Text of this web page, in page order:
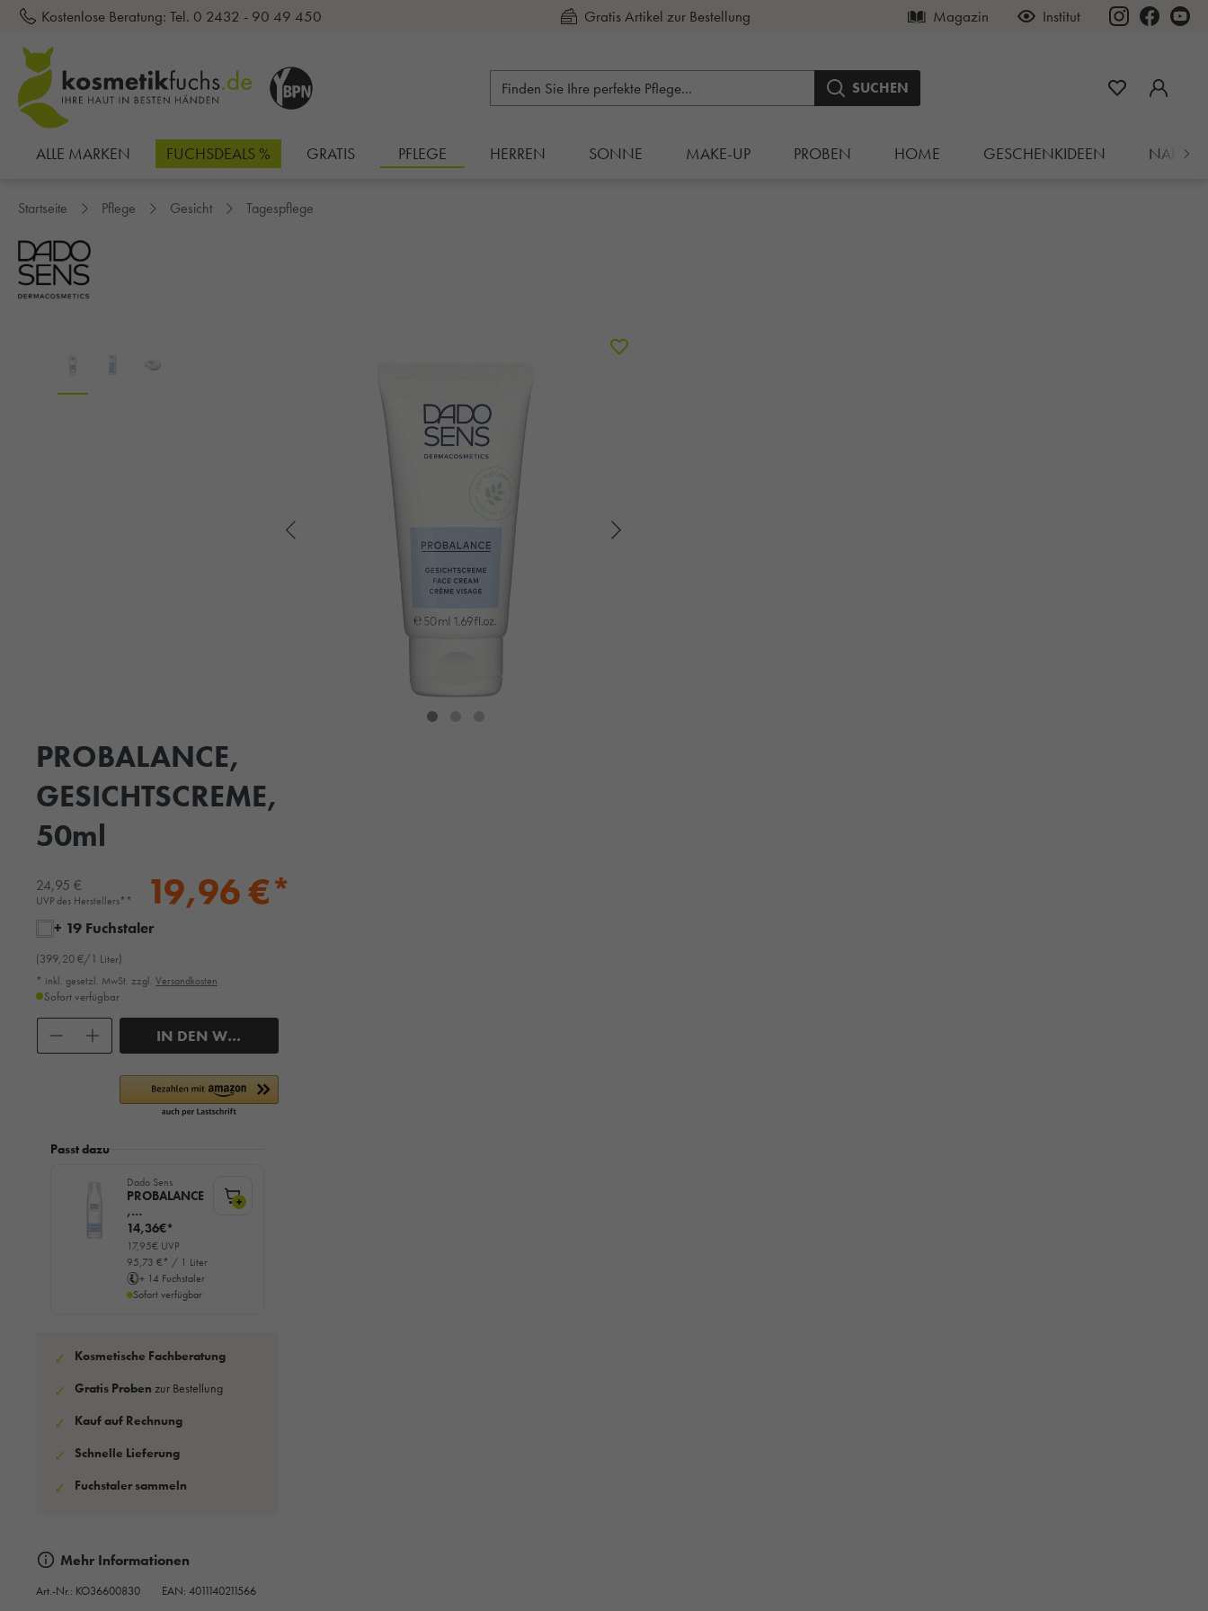
springen
Kostenlose Beratung: Tel. 0 2432 - 90 49 450 Kauf auf Rechnung Magazin Institut
SUCHEN
ALLE MARKEN FUCHSDEALS % GRATIS PFLEGE HERREN SONNE MAKE-UP PROBEN HOME GESCHENKIDEEN
Startseite Pflege Gesicht Tagespflege
PROBALANCE,
GESICHTSCREME,
50ml
24,95 €
UVP des Herstellers** 19,96 €*
+ 19 Fuchstaler
(399,20 €/1 Liter)
* inkl. gesetzl. MwSt. zzgl. Versandkosten
Sofort verfügbar
IN DEN WARENKORB
Passt dazu
Dado Sens
PROBALANCE
,
REINIGUNGS
SCHAUM,
150ml
14,36€*
17,95€ UVP
95,73 €* / 1 Liter
+ 14 Fuchstaler
Sofort verfügbar
+
✓ Kosmetische Fachberatung
✓ Gratis Proben zur Bestellung
✓ Kauf auf Rechnung
✓ Schnelle Lieferung
✓ Fuchstaler sammeln
Mehr Informationen
Art.-Nr.: KO36600830 EAN: 4011140211566